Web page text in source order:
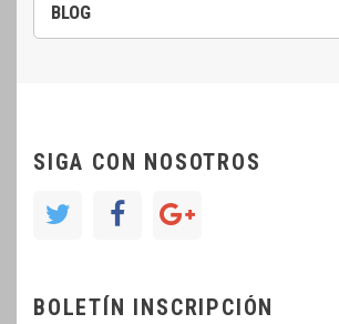
BLOG
SIGA CON NOSOTROS
BOLETÍN INSCRIPCIÓN